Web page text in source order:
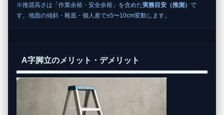
※推奨高さは「作業余裕・安全余裕」を含めた実務目安（推測） で
す。地面の傾斜・靴底・個人差で±5〜10cm変動します。
A字脚立のメリット・デメリット